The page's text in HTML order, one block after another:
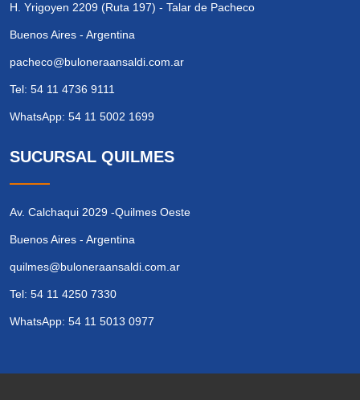
H. Yrigoyen 2209 (Ruta 197) - Talar de Pacheco
Buenos Aires - Argentina
pacheco@buloneraansaldi.com.ar
Tel: 54 11 4736 9111
WhatsApp: 54 11 5002 1699
SUCURSAL QUILMES
Av. Calchaqui 2029 -Quilmes Oeste
Buenos Aires - Argentina
quilmes@buloneraansaldi.com.ar
Tel: 54 11 4250 7330
WhatsApp: 54 11 5013 0977